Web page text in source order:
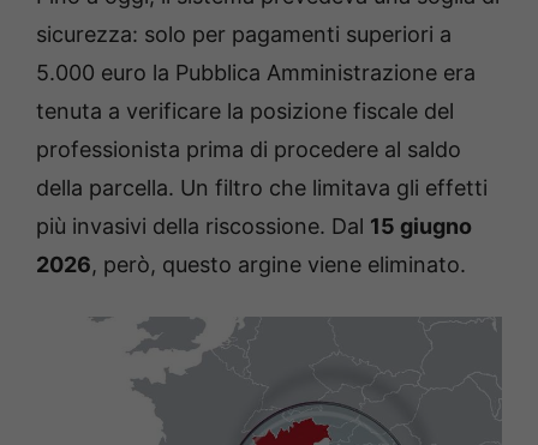
sicurezza: solo per pagamenti superiori a
5.000 euro la Pubblica Amministrazione era
tenuta a verificare la posizione fiscale del
professionista prima di procedere al saldo
della parcella. Un filtro che limitava gli effetti
più invasivi della riscossione. Dal 15 giugno
2026, però, questo argine viene eliminato.